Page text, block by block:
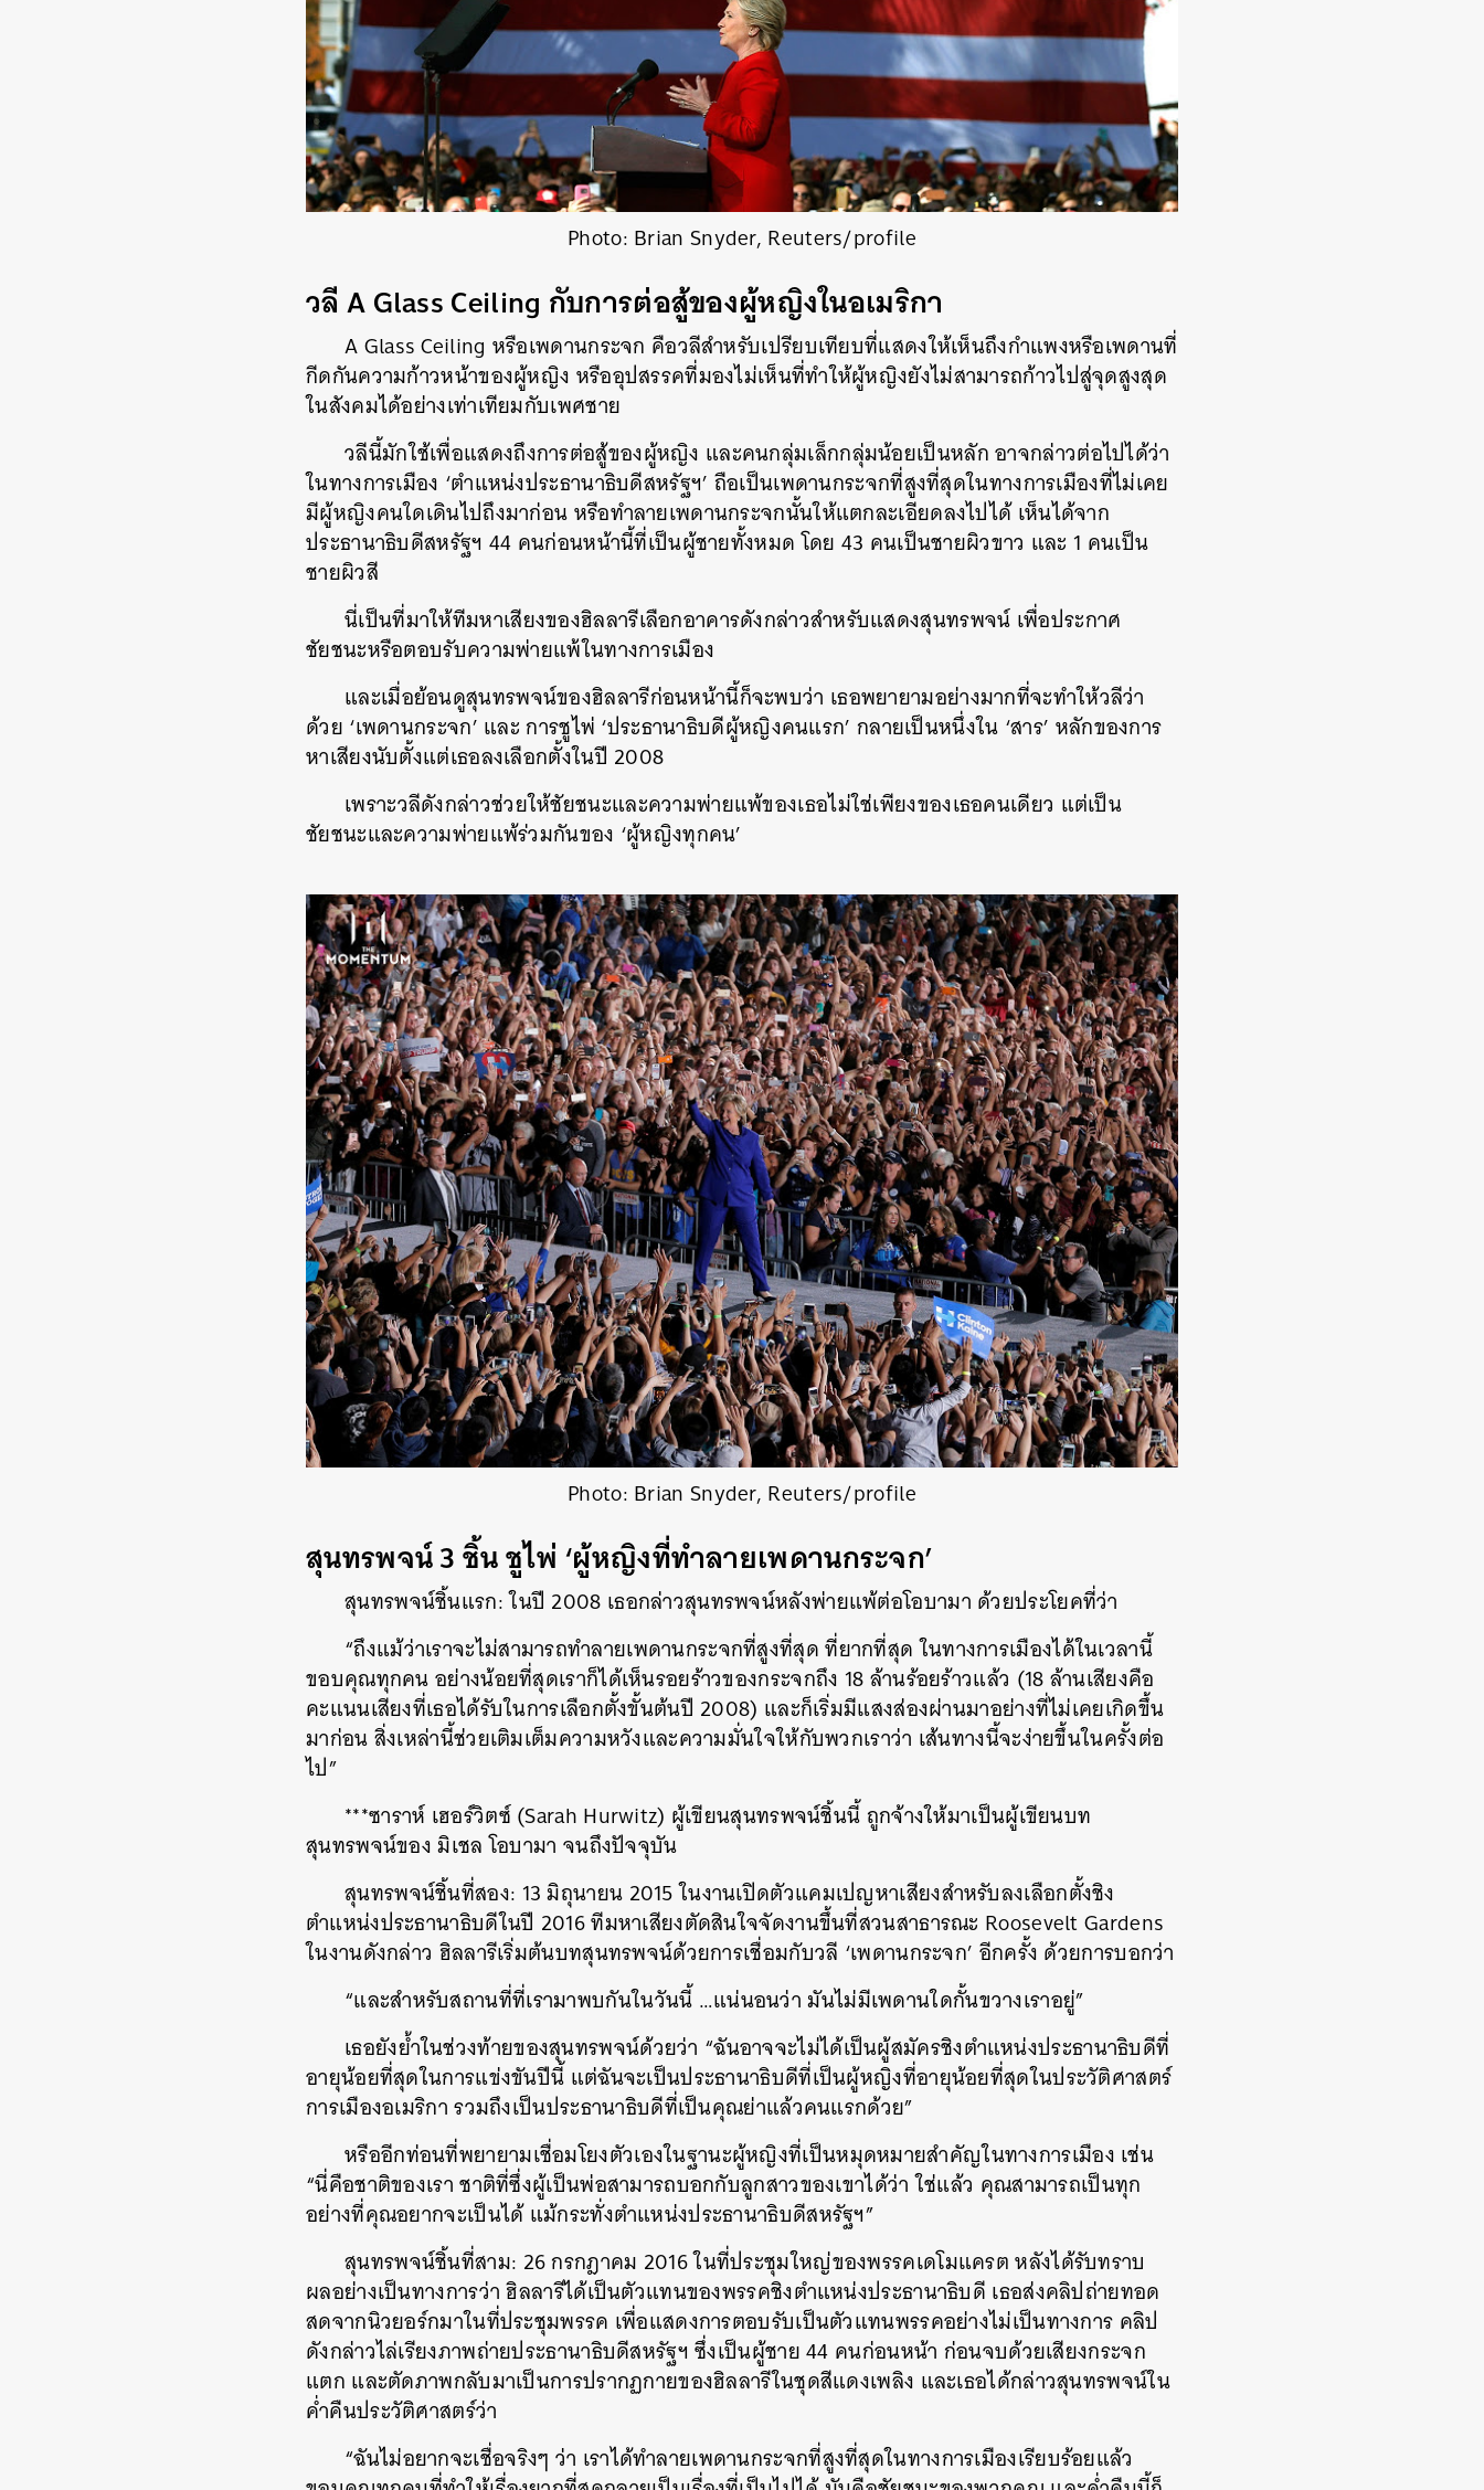
Photo: Brian Snyder, Reuters/profile
วลี A Glass Ceiling กับการต่อสู้ของผู้หญิงในอเมริกา
A Glass Ceiling หรือเพดานกระจก คือวลีสำหรับเปรียบเทียบที่แสดงให้เห็นถึงกำแพงหรือเพดานที่
กีดกันความก้าวหน้าของผู้หญิง หรืออุปสรรคที่มองไม่เห็นที่ทำให้ผู้หญิงยังไม่สามารถก้าวไปสู่จุดสูงสุด
ในสังคมได้อย่างเท่าเทียมกับเพศชาย
วลีนี้มักใช้เพื่อแสดงถึงการต่อสู้ของผู้หญิง และคนกลุ่มเล็กกลุ่มน้อยเป็นหลัก อาจกล่าวต่อไปได้ว่า
ในทางการเมือง ‘ตำแหน่งประธานาธิบดีสหรัฐฯ’ ถือเป็นเพดานกระจกที่สูงที่สุดในทางการเมืองที่ไม่เคย
มีผู้หญิงคนใดเดินไปถึงมาก่อน หรือทำลายเพดานกระจกนั้นให้แตกละเอียดลงไปได้ เห็นได้จาก
ประธานาธิบดีสหรัฐฯ 44 คนก่อนหน้านี้ที่เป็นผู้ชายทั้งหมด โดย 43 คนเป็นชายผิวขาว และ 1 คนเป็น
ชายผิวสี
นี่เป็นที่มาให้ทีมหาเสียงของฮิลลารีเลือกอาคารดังกล่าวสำหรับแสดงสุนทรพจน์ เพื่อประกาศ
ชัยชนะหรือตอบรับความพ่ายแพ้ในทางการเมือง
และเมื่อย้อนดูสุนทรพจน์ของฮิลลารีก่อนหน้านี้ก็จะพบว่า เธอพยายามอย่างมากที่จะทำให้วลีว่า
ด้วย ‘เพดานกระจก’ และ การชูไพ่ ‘ประธานาธิบดีผู้หญิงคนแรก’ กลายเป็นหนึ่งใน ‘สาร’ หลักของการ
หาเสียงนับตั้งแต่เธอลงเลือกตั้งในปี 2008
เพราะวลีดังกล่าวช่วยให้ชัยชนะและความพ่ายแพ้ของเธอไม่ใช่เพียงของเธอคนเดียว แต่เป็น
ชัยชนะและความพ่ายแพ้ร่วมกันของ ‘ผู้หญิงทุกคน’
Photo: Brian Snyder, Reuters/profile
สุนทรพจน์ 3 ชิ้น ชูไพ่ ‘ผู้หญิงที่ทำลายเพดานกระจก’
สุนทรพจน์ชิ้นแรก: ในปี 2008 เธอกล่าวสุนทรพจน์หลังพ่ายแพ้ต่อโอบามา ด้วยประโยคที่ว่า
“ถึงแม้ว่าเราจะไม่สามารถทำลายเพดานกระจกที่สูงที่สุด ที่ยากที่สุด ในทางการเมืองได้ในเวลานี้
ขอบคุณทุกคน อย่างน้อยที่สุดเราก็ได้เห็นรอยร้าวของกระจกถึง 18 ล้านร้อยร้าวแล้ว (18 ล้านเสียงคือ
คะแนนเสียงที่เธอได้รับในการเลือกตั้งขั้นต้นปี 2008) และก็เริ่มมีแสงส่องผ่านมาอย่างที่ไม่เคยเกิดขึ้น
มาก่อน สิ่งเหล่านี้ช่วยเติมเต็มความหวังและความมั่นใจให้กับพวกเราว่า เส้นทางนี้จะง่ายขึ้นในครั้งต่อ
ไป”
***ซาราห์ เฮอร์วิตซ์ (Sarah Hurwitz) ผู้เขียนสุนทรพจน์ชิ้นนี้ ถูกจ้างให้มาเป็นผู้เขียนบท
สุนทรพจน์ของ มิเชล โอบามา จนถึงปัจจุบัน
สุนทรพจน์ชิ้นที่สอง: 13 มิถุนายน 2015 ในงานเปิดตัวแคมเปญหาเสียงสำหรับลงเลือกตั้งชิง
ตำแหน่งประธานาธิบดีในปี 2016 ทีมหาเสียงตัดสินใจจัดงานขึ้นที่สวนสาธารณะ Roosevelt Gardens
ในงานดังกล่าว ฮิลลารีเริ่มต้นบทสุนทรพจน์ด้วยการเชื่อมกับวลี ‘เพดานกระจก’ อีกครั้ง ด้วยการบอกว่า
“และสำหรับสถานที่ที่เรามาพบกันในวันนี้ …แน่นอนว่า มันไม่มีเพดานใดกั้นขวางเราอยู่”
เธอยังย้ำในช่วงท้ายของสุนทรพจน์ด้วยว่า “ฉันอาจจะไม่ได้เป็นผู้สมัครชิงตำแหน่งประธานาธิบดีที่
อายุน้อยที่สุดในการแข่งขันปีนี้ แต่ฉันจะเป็นประธานาธิบดีที่เป็นผู้หญิงที่อายุน้อยที่สุดในประวัติศาสตร์
การเมืองอเมริกา รวมถึงเป็นประธานาธิบดีที่เป็นคุณย่าแล้วคนแรกด้วย”
หรืออีกท่อนที่พยายามเชื่อมโยงตัวเองในฐานะผู้หญิงที่เป็นหมุดหมายสำคัญในทางการเมือง เช่น
“นี่คือชาติของเรา ชาติที่ซึ่งผู้เป็นพ่อสามารถบอกกับลูกสาวของเขาได้ว่า ใช่แล้ว คุณสามารถเป็นทุก
อย่างที่คุณอยากจะเป็นได้ แม้กระทั่งตำแหน่งประธานาธิบดีสหรัฐฯ”
สุนทรพจน์ชิ้นที่สาม: 26 กรกฎาคม 2016 ในที่ประชุมใหญ่ของพรรคเดโมแครต หลังได้รับทราบ
ผลอย่างเป็นทางการว่า ฮิลลารีได้เป็นตัวแทนของพรรคชิงตำแหน่งประธานาธิบดี เธอส่งคลิปถ่ายทอด
สดจากนิวยอร์กมาในที่ประชุมพรรค เพื่อแสดงการตอบรับเป็นตัวแทนพรรคอย่างไม่เป็นทางการ คลิป
ดังกล่าวไล่เรียงภาพถ่ายประธานาธิบดีสหรัฐฯ ซึ่งเป็นผู้ชาย 44 คนก่อนหน้า ก่อนจบด้วยเสียงกระจก
แตก และตัดภาพกลับมาเป็นการปรากฏกายของฮิลลารีในชุดสีแดงเพลิง และเธอได้กล่าวสุนทรพจน์ใน
ค่ำคืนประวัติศาสตร์ว่า
“ฉันไม่อยากจะเชื่อจริงๆ ว่า เราได้ทำลายเพดานกระจกที่สูงที่สุดในทางการเมืองเรียบร้อยแล้ว
ค้นหา
SHARE TWEET LINE EMAIL